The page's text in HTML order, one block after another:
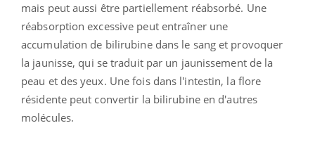
mais peut aussi être partiellement réabsorbé. Une
réabsorption excessive peut entraîner une
accumulation de bilirubine dans le sang et provoquer
la jaunisse, qui se traduit par un jaunissement de la
peau et des yeux. Une fois dans l'intestin, la flore
résidente peut convertir la bilirubine en d'autres
molécules.